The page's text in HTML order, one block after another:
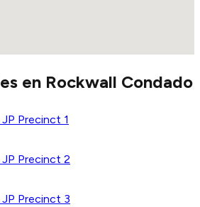
en Rockwall Condado
Precinct 1
Precinct 2
Precinct 3